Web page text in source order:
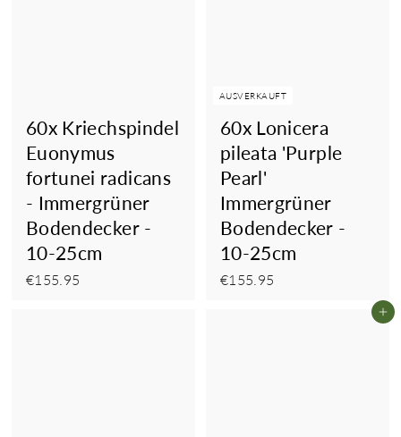
60x Kriechspindel
Euonymus
fortunei radicans
- Immergrüner
Bodendecker -
10-25cm
€155.95
AUSVERKAUFT
60x Lonicera
pileata 'Purple
Pearl'
Immergrüner
Bodendecker -
10-25cm
€155.95
In